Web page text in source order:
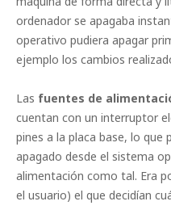
ordenador se apagaba
operativo pudiera apagar
ejemplo los cambios
Las fuentes de
cuentan con un interruptor
pines a la placa base, lo
apagado desde el sistema
alimentación como tal. Era
el usuario) el que decidían